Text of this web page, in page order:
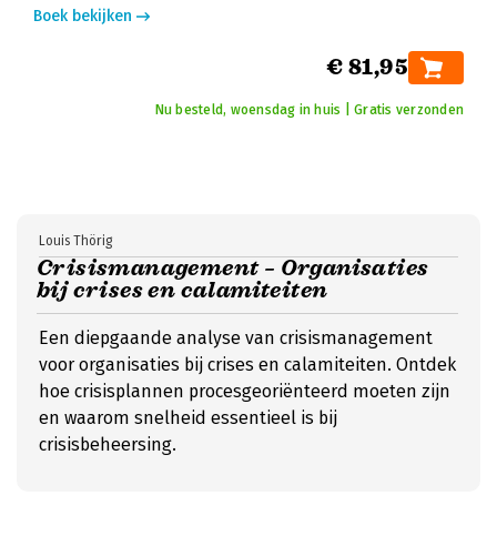
Boek bekijken
€ 81,95
Nu besteld, woensdag in huis | Gratis verzonden
Crisismanagement – Organisaties
bij crises en calamiteiten
Louis Thörig
Een diepgaande analyse van crisismanagement
voor organisaties bij crises en calamiteiten. Ontdek
hoe crisisplannen procesgeoriënteerd moeten zijn
en waarom snelheid essentieel is bij
crisisbeheersing.